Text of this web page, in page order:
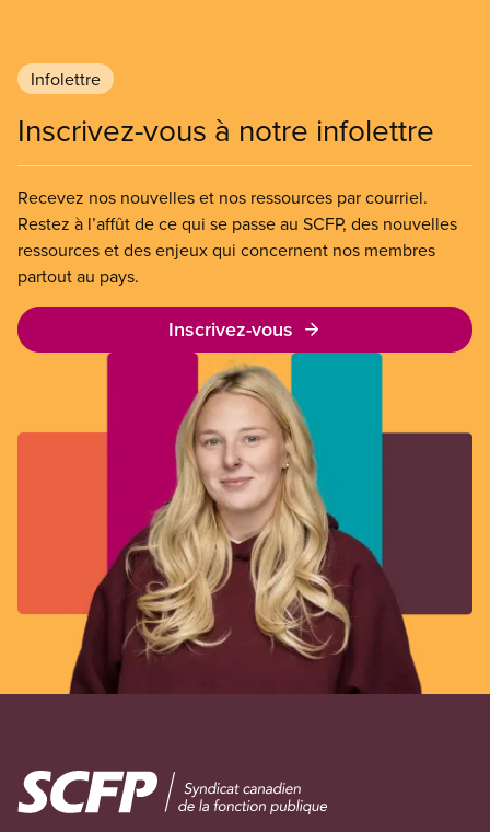
Infolettre
Inscrivez-vous à notre infolettre
Recevez nos nouvelles et nos ressources par courriel.
Restez à l’affût de ce qui se passe au SCFP, des nouvelles
ressources et des enjeux qui concernent nos membres
partout au pays.
Inscrivez-vous
Image